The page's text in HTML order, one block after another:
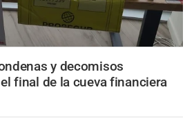
y decomisos
final de la cueva financiera